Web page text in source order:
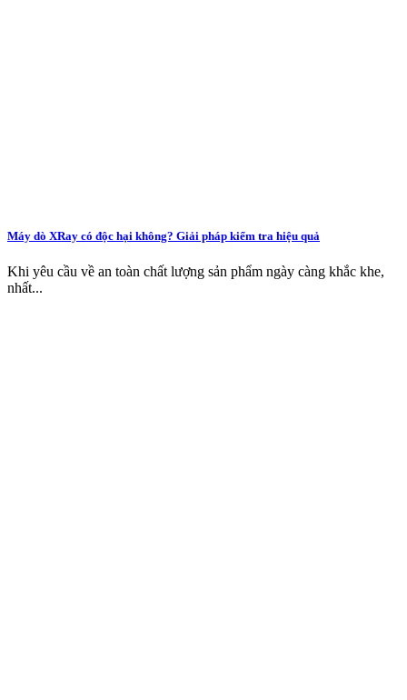
Máy dò XRay có độc hại không? Giải pháp kiểm tra hiệu quả
Khi yêu cầu về an toàn chất lượng sản phẩm ngày càng khắc khe,
nhất...